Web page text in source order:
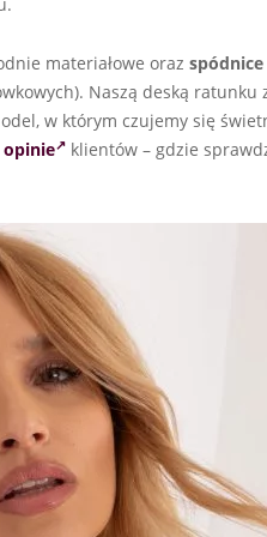
materiałowe oraz spódnice
Naszą deską ratunku
w którym czujemy się
klientów – gdzie